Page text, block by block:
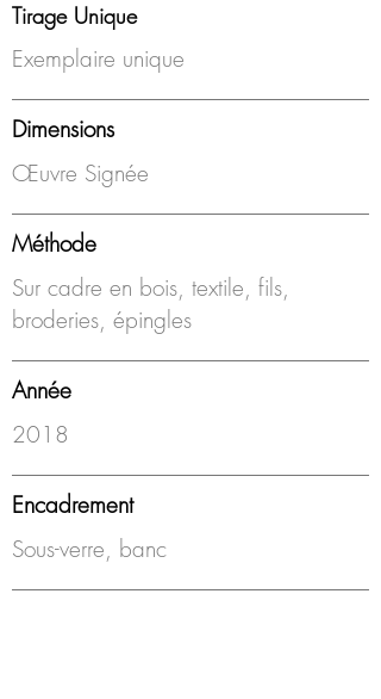
Tirage Unique
Exemplaire unique
Dimensions
Œuvre Signée
Méthode
Sur cadre en bois, textile, fils,
broderies, épingles
Année
2018
Encadrement
Sous-verre, banc